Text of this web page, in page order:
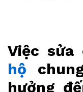
Việc sửa
hộ
hưởng